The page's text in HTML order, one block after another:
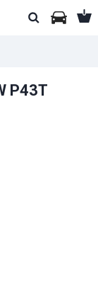
P43T